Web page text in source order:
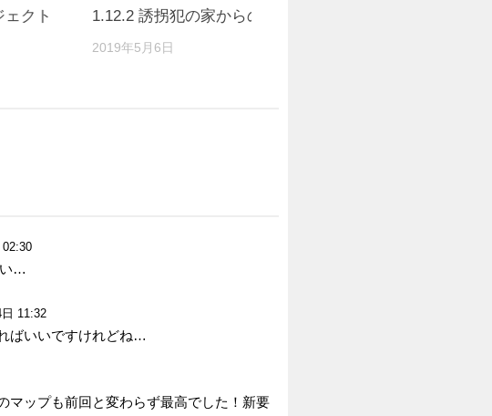
ェクト 1.12.2 誘拐犯の家からの脱出
2019年5月6日
02:30
い…
11:32
ばいいですけれどね…
マップも前回と変わらず最高でした！新要